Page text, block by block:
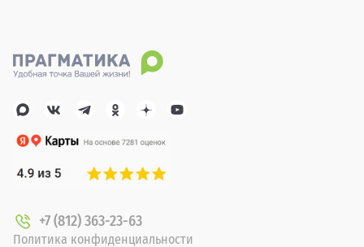
+7 (812) 363-23-63
Политика конфиденциальности